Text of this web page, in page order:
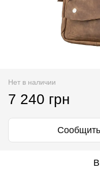
Нет в наличии
7 240 грн